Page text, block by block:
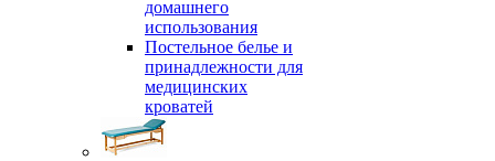
домашнего
использования
Постельное белье и
принадлежности для
медицинских
кроватей